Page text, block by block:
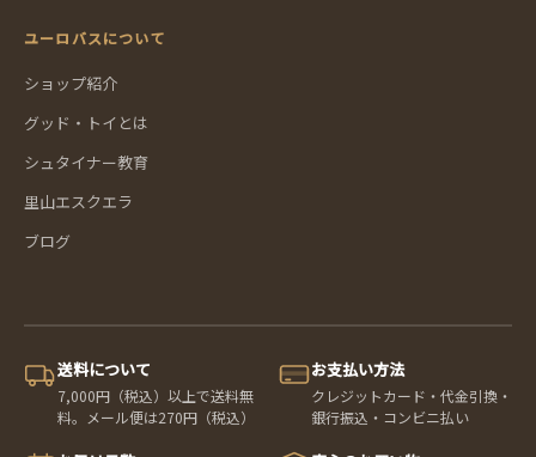
ユーロバスについて
ショップ紹介
グッド・トイとは
シュタイナー教育
里山エスクエラ
ブログ
送料について
7,000円（税込）以上で送料無
料。メール便は270円（税込）
お支払い方法
クレジットカード・代金引換・
銀行振込・コンビニ払い